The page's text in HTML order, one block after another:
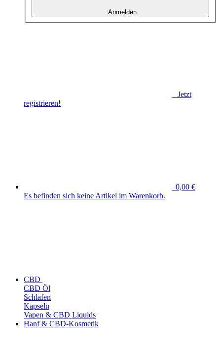
Anmelden
Jetzt
registrieren!
0,00 €
Es befinden sich keine Artikel im Warenkorb.
CBD
CBD Öl
Schlafen
Kapseln
Vapen & CBD Liquids
Hanf & CBD-Kosmetik